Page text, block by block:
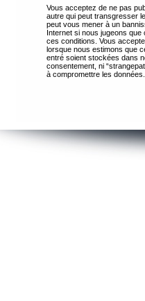
Vous acceptez de ne pas
autre qui peut transgresser
peut vous mener à un
Internet si nous jugeons que
ces conditions. Vous
lorsque nous estimons que
entré soient stockées dans
consentement, ni
à compromettre les données.